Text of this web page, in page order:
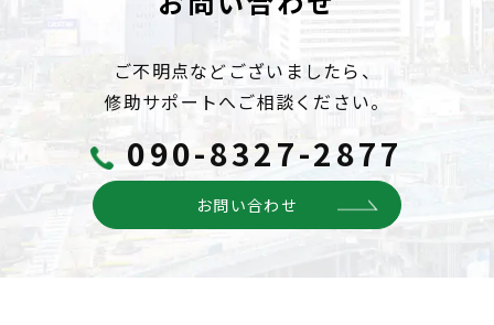
ご不明点などございましたら、
修助サポートへご相談ください。
090-8327-2877
お問い合わせ